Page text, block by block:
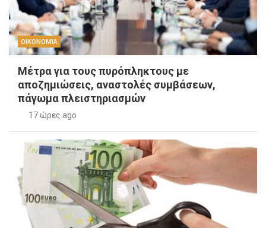
ΟΙΚΟΝΟΜΙΑ
Μέτρα για τους πυρόπληκτους με
αποζημιώσεις, αναστολές συμβάσεων,
πάγωμα πλειστηριασμών
17 ώρες ago